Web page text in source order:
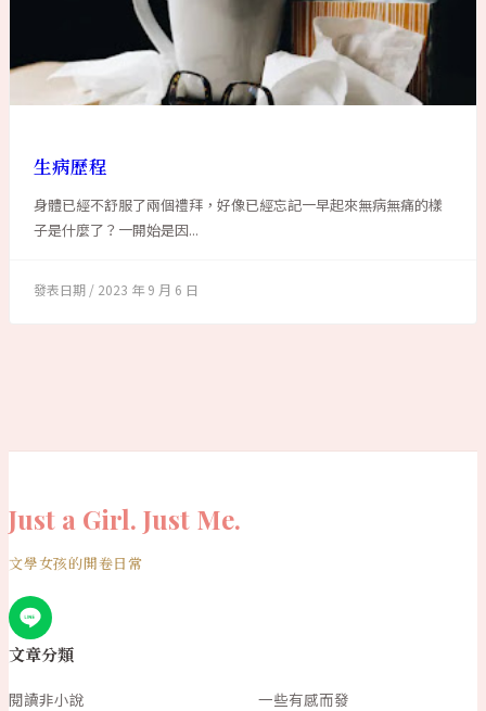
生病歷程
身體已經不舒服了兩個禮拜，好像已經忘記一早起來無病無痛的樣
子是什麼了？一開始是因...
2023 年 9 月 6 日
Just a Girl. Just Me.
文學女孩的開卷日常
文章分類
閱讀非小說 一些有感而發